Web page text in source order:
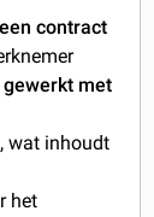
contract
met
wat inhoudt
het